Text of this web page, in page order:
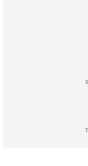
Testo 625 Taşınabilir